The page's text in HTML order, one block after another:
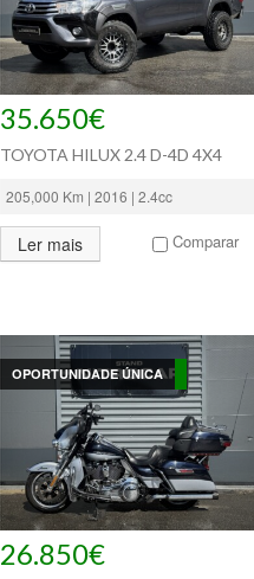
35.650€
TOYOTA HILUX 2.4 D-4D 4X4
205,000 Km | 2016 | 2.4cc
Ler mais Comparar
OPORTUNIDADE ÚNICA
26.850€